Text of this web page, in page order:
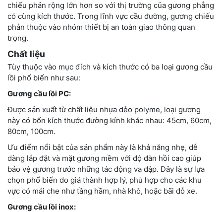
chiếu phản rộng lớn hơn so với thị trường của gương phẳng
có cùng kích thước. Trong lĩnh vực cầu đường, gương chiếu
phản thuộc vào nhóm thiết bị an toàn giao thông quan
trọng.
Chất liệu
Tùy thuộc vào mục đích và kích thước có ba loại gương cầu
lồi phổ biến như sau:
Gương cầu lồi PC:
Được sản xuất từ chất liệu nhựa dẻo polyme, loại gương
này có bốn kích thước đường kính khác nhau: 45cm, 60cm,
80cm, 100cm.
Ưu điểm nổi bật của sản phẩm này là khả năng nhẹ, dễ
dàng lắp đặt và mặt gương mềm với độ đàn hồi cao giúp
bảo vệ gương trước những tác động va đập. Đây là sự lựa
chọn phổ biến do giá thành hợp lý, phù hợp cho các khu
vực có mái che như tầng hầm, nhà khô, hoặc bãi đỗ xe.
Gương cầu lồi inox: